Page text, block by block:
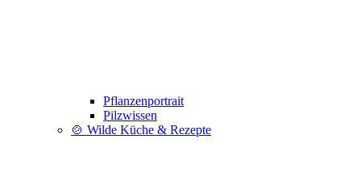
Pflanzenportrait
Pilzwissen
🍲 Wilde Küche & Rezepte